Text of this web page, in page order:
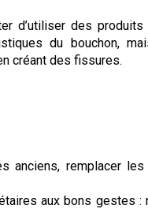
d’utiliser des
du bouchon,
créant des fissures.
anciens, remplacer
aux bons gestes :